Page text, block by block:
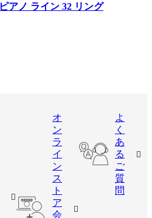
ピアノ ライン 32 リング
オ
ン
ラ
イ
ン
ス
ト
ア
会
よ
く
あ
る
ご
質
問